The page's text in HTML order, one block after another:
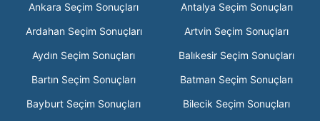
Ankara Seçim Sonuçları
Antalya Seçim Sonuçları
Ardahan Seçim Sonuçları
Artvin Seçim Sonuçları
Aydın Seçim Sonuçları
Balıkesir Seçim Sonuçları
Bartın Seçim Sonuçları
Batman Seçim Sonuçları
Bayburt Seçim Sonuçları
Bilecik Seçim Sonuçları